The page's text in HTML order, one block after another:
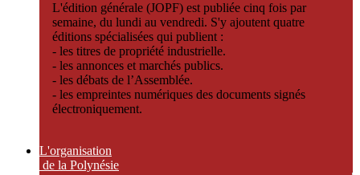
L'édition générale (JOPF) est publiée cinq fois par
semaine, du lundi au vendredi. S'y ajoutent quatre
éditions spécialisées qui publient :
- les titres de propriété industrielle.
- les annonces et marchés publics.
- les débats de l’Assemblée.
- les empreintes numériques des documents signés
électroniquement.
L'organisation
de la Polynésie